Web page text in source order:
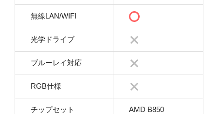
無線LAN/WIFI
光学ドライブ
ブルーレイ対応
RGB仕様
チップセット AMD B850